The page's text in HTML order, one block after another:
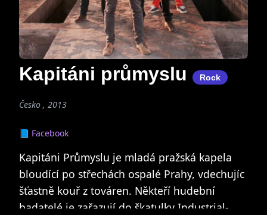
Kapitáni průmyslu Rock
Česko , 2013
📘 Facebook
Kapitáni Průmyslu je mladá pražská kapela
bloudící po střechách ospalé Prahy, vdechujíc
šťastně kouř z továren. Někteří hudební
badatelé je zařazují do škatulky Industrial-